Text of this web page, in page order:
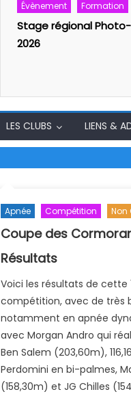
Évènement
Formation
Stage régional
2026
LES CLUBS LIENS &
Apnée Compétition Non
Coupe des
Résultats
Voici les résultats de cette
compétition, avec de très
notamment en apnée
avec Morgan Andro qui
Ben Salem (203,60m),
Perdomini en bi-palmes,
(158,30m) et JG Chilles